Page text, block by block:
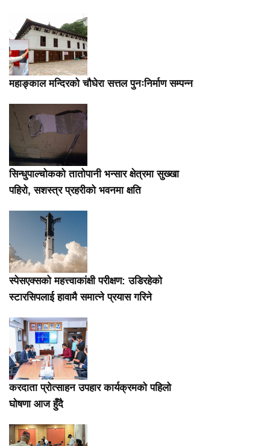
महाङ्काल मन्दिरको चौघेरा सत्तल पुनःनिर्माण सम्पन्न
सिन्धुपाल्चोकको तातोपानी भन्सार क्षेत्रमा सुख्खा
पहिरो, सशस्त्र प्रहरीको भवनमा क्षति
स्पेसएक्सको महत्त्वाकांक्षी परीक्षण: उडिरहेको
स्टारसिपलाई हावामै समात्ने प्रयास गरिने
करदाता प्रोत्साहन उपहार कार्यक्रमको पहिलो
घोषणा आज हुँदै